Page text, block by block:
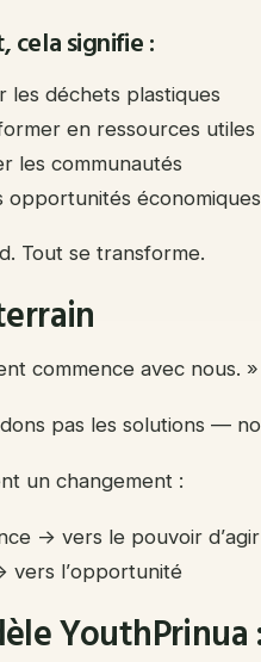
cela signifie :
les déchets plastiques
en ressources utiles
les communautés
opportunités économiques
Tout se transforme.
commence avec nous. »
pas les solutions —
un changement :
→ vers le pouvoir d’agir
vers l’opportunité